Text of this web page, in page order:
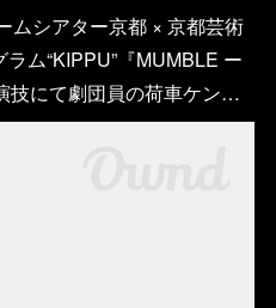
ムシアター京都 × 京都芸術
ム“KIPPU”『MUMBLE ー
技にて劇団員の荷車ケン…